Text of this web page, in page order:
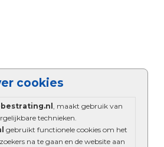
cookies
, maakt gebruik van
technieken.
gebruikt functionele cookies om het
na te gaan en de website aan